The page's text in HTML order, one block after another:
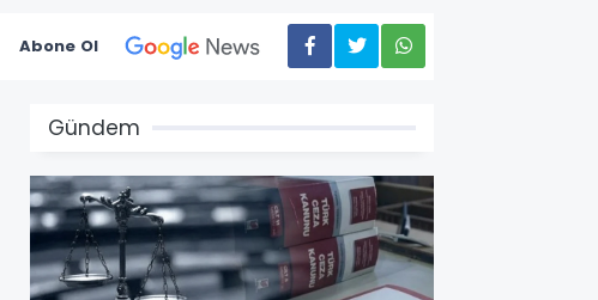
Abone Ol
Gündem